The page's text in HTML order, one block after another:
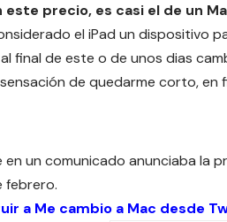
precio, es casi el de un
el iPad un dispositivo
final de este o de unos dias
de quedarme corto, en
un comunicado anunciaba la
febrero.
a Me cambio a Mac desde